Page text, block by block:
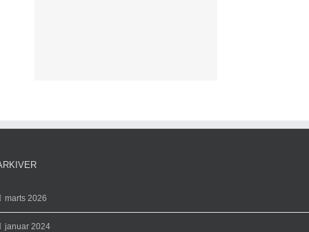
marts 2026
januar 2024